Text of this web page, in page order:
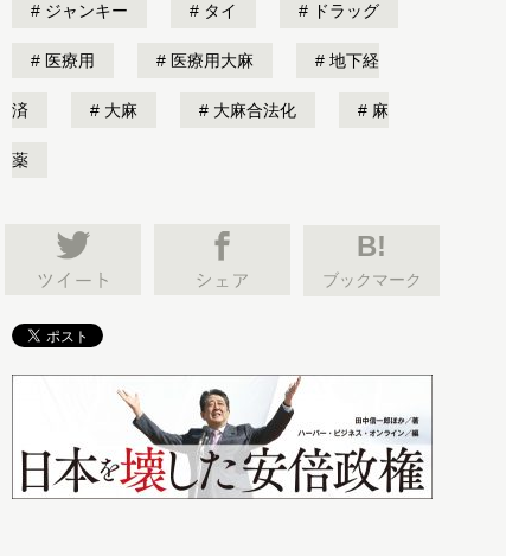
ジャンキー タイ ドラッグ
医療用 医療用大麻 地下経
済 大麻 大麻合法化 麻
薬
B!
ブックマーク